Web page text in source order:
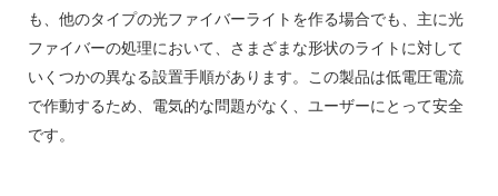
も、他のタイプの光ファイバーライトを作る場合でも、主に光
ファイバーの処理において、さまざまな形状のライトに対して
いくつかの異なる設置手順があります。この製品は低電圧電流
で作動するため、電気的な問題がなく、ユーザーにとって安全
です。